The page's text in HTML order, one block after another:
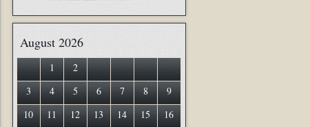
August 2026
1
2
3
4 5 6 7 8
9
10
11 12 13 14 15
16